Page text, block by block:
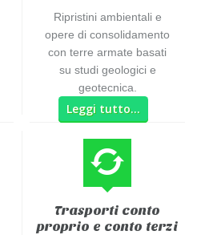
Ripristini ambientali e
opere di consolidamento
con terre armate basati
su studi geologici e
geotecnica.
Leggi tutto…
Trasporti conto
proprio e conto terzi